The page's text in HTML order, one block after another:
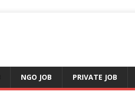
NGO JOB PRIVATE JOB